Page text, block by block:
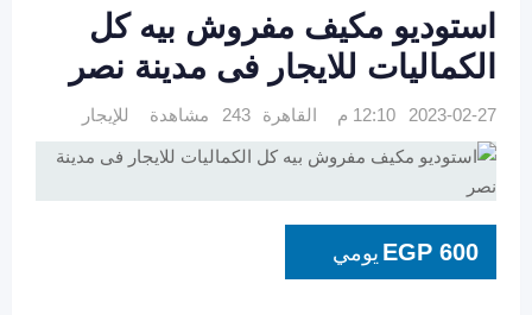
استوديو مكيف مفروش بيه كل
الكماليات للايجار فى مدينة نصر
2023-02-27 12:10 م القاهرة 243 مشاهدة للإيجار
EGP 600 يومي